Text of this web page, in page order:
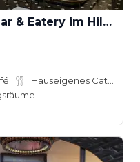
Pigeon Post Bar & Eatery im Hilton Cologne